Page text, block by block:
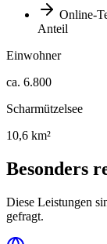
Online-
Anteil
Einwohner
ca. 6.800
Scharmützelsee
10,6 km²
Besonders
Diese Leistungen
gefragt.